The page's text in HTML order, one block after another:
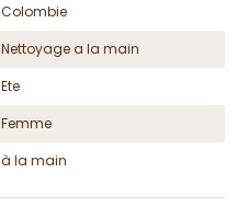
Colombie
Nettoyage a la main
Ete
Femme
à la main